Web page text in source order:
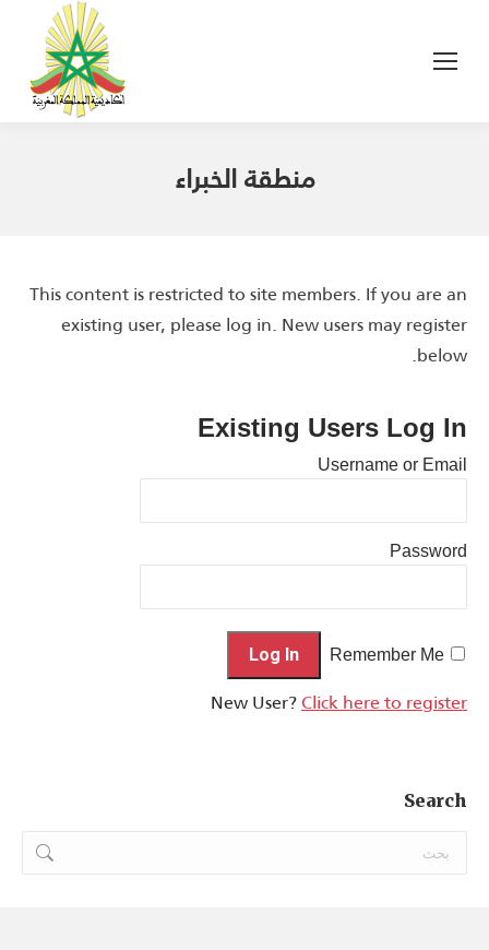
منطقة الخبراء
This content is restricted to site members. If you are an
existing user, please log in. New users may register
below.
Existing Users Log In
Username or Email
Password
Remember Me
New User?Click here to register
Search